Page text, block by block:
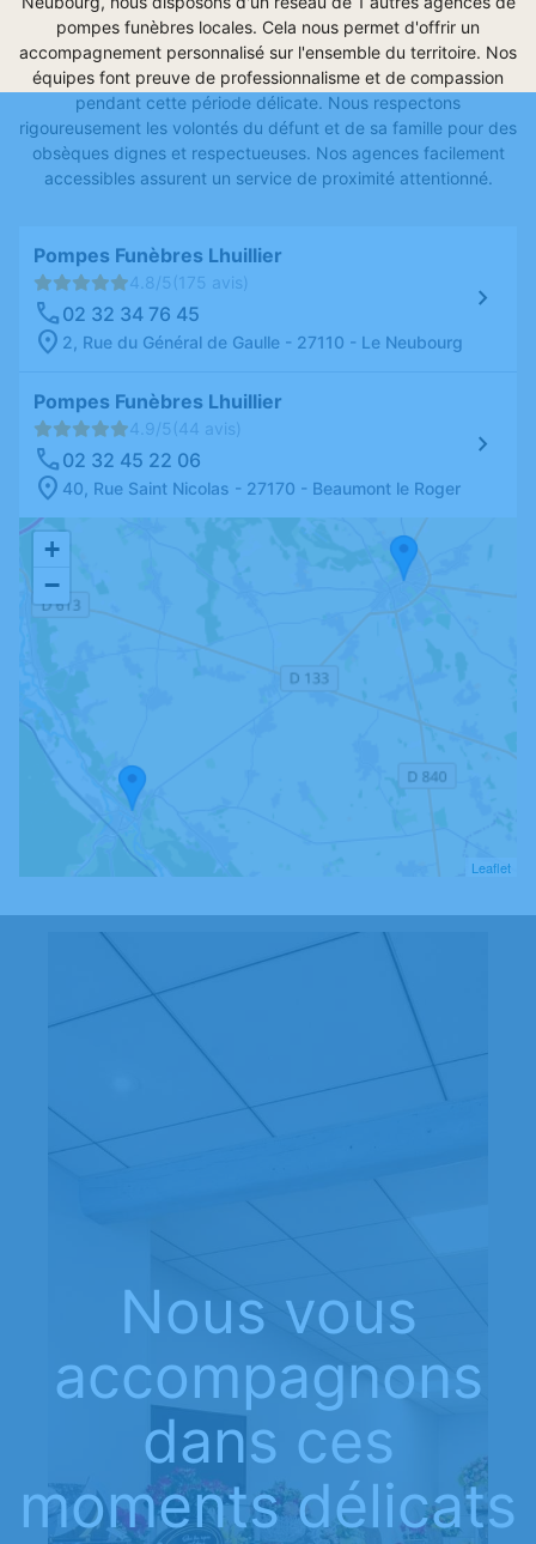
pompes funèbres locales. Cela nous permet d'offrir un
accompagnement personnalisé sur l'ensemble du territoire. Nos
équipes font preuve de professionnalisme et de compassion
pendant cette période délicate. Nous respectons
rigoureusement les volontés du défunt et de sa famille pour des
obsèques dignes et respectueuses. Nos agences facilement
accessibles assurent un service de proximité attentionné.
Pompes Funèbres Lhuillier
4.8/5 (175 avis)
02 32 34 76 45
2, Rue du Général de Gaulle - 27110 - Le Neubourg
Pompes Funèbres Lhuillier
4.9/5 (44 avis)
02 32 45 22 06
40, Rue Saint Nicolas - 27170 - Beaumont le Roger
+
−
Leaflet
Nous vous
accompagnons
dans ces
moments délicats